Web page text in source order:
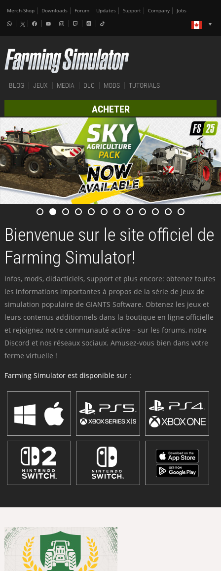
Merch-Shop Downloads Forum Updates Support Company Jobs
BLOG JEUX MEDIA DLC MODS TUTORIALS
ACHETER
Bienvenue sur le site officiel de
Farming Simulator!
Infos, mods, didacticiels, support et plus encore: obtenez toutes
les informations importantes à propos de la série de jeux de
simulation populaire de GIANTS Software. Obtenez les jeux et
leurs contenus additionnels dans la boutique en ligne officielle
et rejoignez notre communauté active – sur les forums, notre
Discord et nos réseaux sociaux. Amusez-vous bien dans votre
ferme virtuelle !
Farming Simulator est disponible sur :